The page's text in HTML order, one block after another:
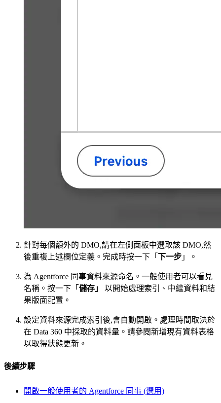
針對每個額外的 DMO,請在左側面板中選取該 DMO,然
後重複上述欄位定義。完成時按一下「 下一步 」。
為 Agentforce 同事資料來源命名。一般使用者可以看見
名稱。按一下「 儲存」
以開始處理索引、中繼資料和結
果版面配置。
設定資料來源完成索引後,會自動開啟。處理時間取決於
在 Data 360 中採取的資料量。請參閱新增現有資料表格
以取得狀態更新。
後續步驟
開啟一般使用者的 Agentforce 同事 (選用)